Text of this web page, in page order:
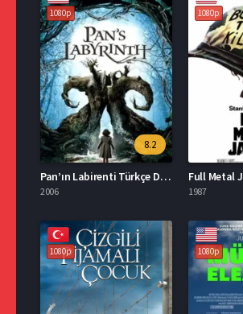
1080p
8.2
Pan’ın Labirenti Türkçe Dublaj İzle
2006
1080p
1987
1080p 1080p